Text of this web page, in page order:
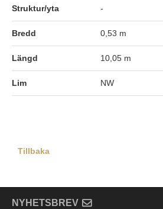
Struktur/yta -
Bredd 0,53 m
Längd 10,05 m
Lim NW
Tillbaka
NYHETSBREV